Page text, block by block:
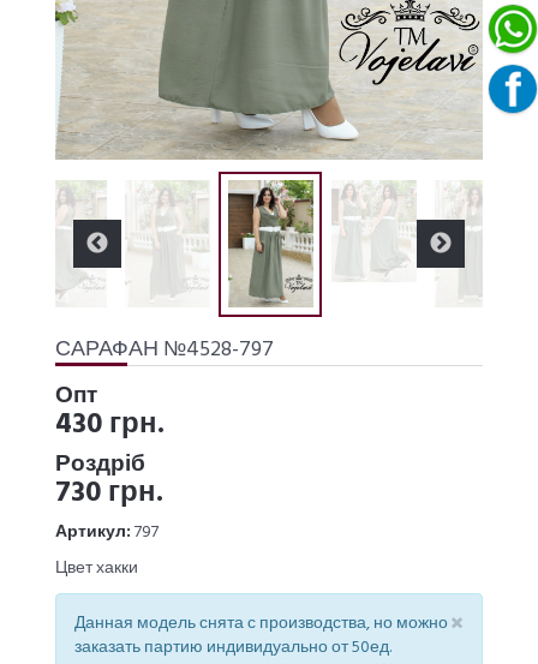
САРАФАН №4528-797
Опт
430 грн.
Роздріб
730 грн.
Артикул:797
Цвет хакки
×
Данная модель снята с производства, но можно
заказать партию индивидуально от 50ед.